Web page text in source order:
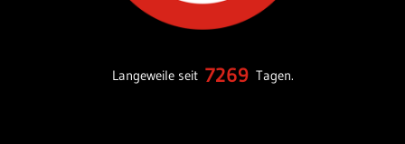
Langeweile seit 7269 Tagen.